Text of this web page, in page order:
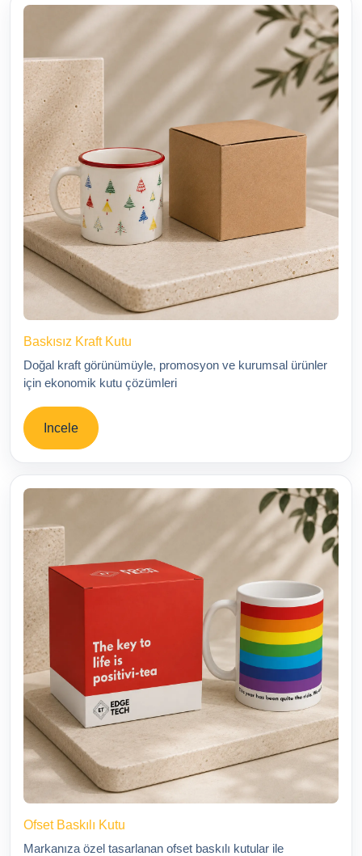
Baskısız Kraft Kutu
Doğal kraft görünümüyle, promosyon ve kurumsal ürünler
için ekonomik kutu çözümleri
Incele
Ofset Baskılı Kutu
Markanıza özel tasarlanan ofset baskılı kutular ile